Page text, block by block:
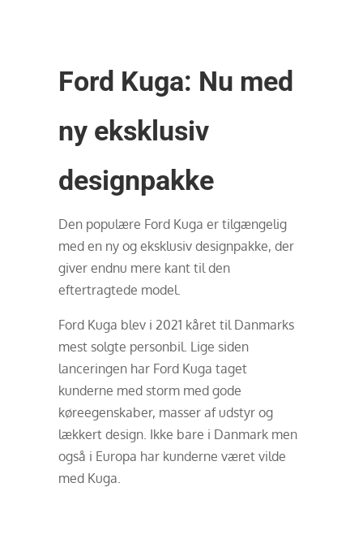
Ford Kuga: Nu med
ny eksklusiv
designpakke
Den populære Ford Kuga er tilgængelig
med en ny og eksklusiv designpakke, der
giver endnu mere kant til den
eftertragtede model.
Ford Kuga blev i 2021 kåret til Danmarks
mest solgte personbil. Lige siden
lanceringen har Ford Kuga taget
kunderne med storm med gode
køreegenskaber, masser af udstyr og
lækkert design. Ikke bare i Danmark men
også i Europa har kunderne været vilde
med Kuga.